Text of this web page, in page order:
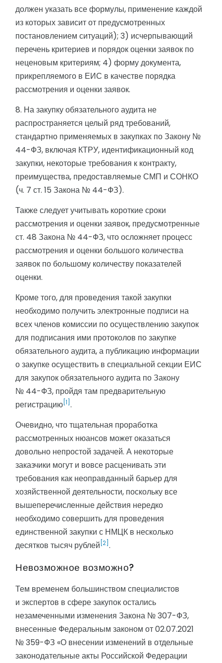
должен указать все формулы, применение каждой
из которых зависит от предусмотренных
постановлением ситуаций); 3) исчерпывающий
перечень критериев и порядок оценки заявок по
неценовым критериям; 4) форму документа,
прикрепляемого в ЕИС в качестве порядка
рассмотрения и оценки заявок.
8. На закупку обязательного аудита не
распространяется целый ряд требований,
стандартно применяемых в закупках по Закону №
44-ФЗ, включая КТРУ, идентификационный код
закупки, некоторые требования к контракту,
преимущества, предоставляемые СМП и СОНКО
(ч. 7 ст. 15 Закона № 44-ФЗ).
Также следует учитывать короткие сроки
рассмотрения и оценки заявок, предусмотренные
ст. 48 Закона № 44-ФЗ, что осложняет процесс
рассмотрения и оценки большого количества
заявок по большому количеству показателей
оценки.
Кроме того, для проведения такой закупки
необходимо получить электронные подписи на
всех членов комиссии по осуществлению закупок
для подписания ими протоколов по закупке
обязательного аудита, а публикацию информации
о закупке осуществить в специальной секции ЕИС
для закупок обязательного аудита по Закону
№ 44-ФЗ, пройдя там предварительную
регистрацию [1] .
Очевидно, что тщательная проработка
рассмотренных нюансов может оказаться
довольно непростой задачей. А некоторые
заказчики могут и вовсе расценивать эти
требования как неоправданный барьер для
хозяйственной деятельности, поскольку все
вышеперечисленные действия нередко
необходимо совершить для проведения
единственной закупки с НМЦК в несколько
десятков тысяч рублей [2] .
Невозможное возможно?
Тем временем большинством специалистов
и экспертов в сфере закупок остались
незамеченными изменения Закона № 307-ФЗ,
внесенные Федеральным законом от 02.07.2021
№ 359-ФЗ «О внесении изменений в отдельные
законодательные акты Российской Федерации